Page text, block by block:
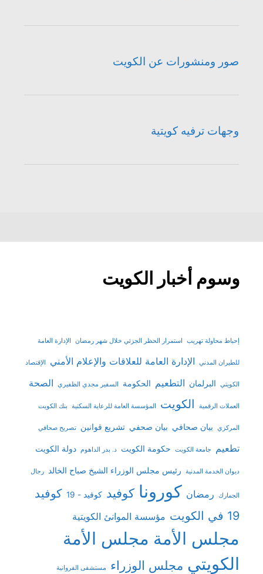
صور ومنشورات عن الكويت
وجهات ترفيه كويتية
وسوم أخبار الكويت
إحباط محاولة تهريب استمرار الحظر الجزئي خلال شهر رمضان الإدارة العامة
للطيران المدني الإدارة العامة للعلاقات والإعلام الأمني الإقتصاد
الكويتي البرلمان التطعيم الحكومة السفير مجدي الظفيري الصحة
العملات الرقمية الكويت المؤسسة العامة للرعاية السكنية بنك الكويت
المركزي بيان صحافي بيان صحفي تشريع قوانين تصريح صحافي
تطعيم جامعة الكويت حكومة الكويت د. بدر الداهوم دولة الكويت
ديوان الخدمة المدنية رئيس مجلس الوزراء الشيخ صباح الخالد رجال
الجمارك رمضان كورونا كوفيد كوفيد - 19
كوفيد
19 في الكويت
مؤسسة الموانئ الكويتية
مجلس الأمة مجلس الأمة
الكويتي مجلس الوزراء مستشفى الفروانية